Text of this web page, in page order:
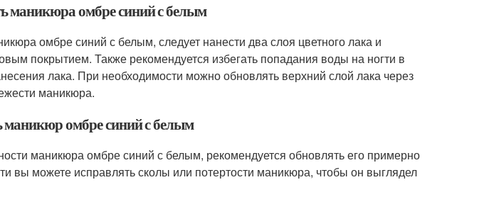
маникюра омбре синий с белым
омбре синий с белым, следует нанести два слоя цветного лака и
покрытием. Также рекомендуется избегать попадания воды на ногти в
лака. При необходимости можно обновлять верхний слой лака через
маникюра.
маникюр омбре синий с белым
маникюра омбре синий с белым, рекомендуется обновлять его примерно
вы можете исправлять сколы или потертости маникюра, чтобы он выглядел